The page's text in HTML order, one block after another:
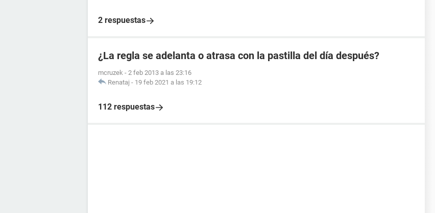
2 respuestas
¿La regla se adelanta o atrasa con la pastilla del día después?
mcruzek - 2 feb 2013 a las 23:16
Renataj - 19 feb 2021 a las 19:12
112 respuestas